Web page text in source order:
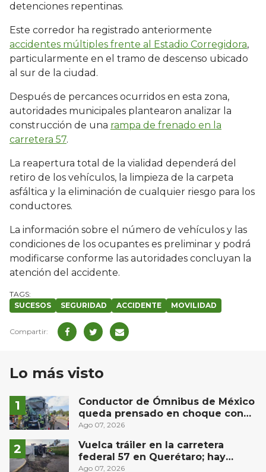
detenciones repentinas.
Este corredor ha registrado anteriormente
accidentes múltiples frente al Estadio Corregidora,
particularmente en el tramo de descenso ubicado
al sur de la ciudad.
Después de percances ocurridos en esta zona,
autoridades municipales plantearon analizar la
construcción de una rampa de frenado en la
carretera 57.
La reapertura total de la vialidad dependerá del
retiro de los vehículos, la limpieza de la carpeta
asfáltica y la eliminación de cualquier riesgo para los
conductores.
La información sobre el número de vehículos y las
condiciones de los ocupantes es preliminar y podrá
modificarse conforme las autoridades concluyan la
atención del accidente.
SUCESOS SEGURIDAD ACCIDENTE MOVILIDAD
Lo más visto
Conductor de Ómnibus de México
queda prensado en choque con
materialista en San Juan del Río
Ago 07, 2026
Vuelca tráiler en la carretera
federal 57 en Querétaro; hay
derrame de combustible
Ago 07, 2026